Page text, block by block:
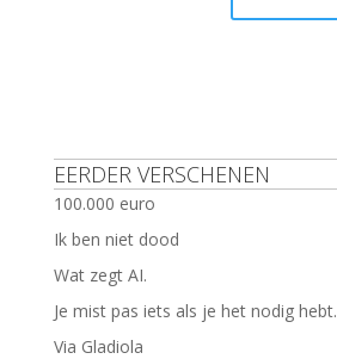
EERDER VERSCHENEN
100.000 euro
Ik ben niet dood
Wat zegt AI.
Je mist pas iets als je het nodig hebt.
Via Gladiola